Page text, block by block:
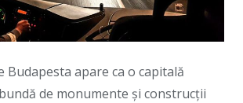
Budapesta apare ca o capitală
de monumente și construcții